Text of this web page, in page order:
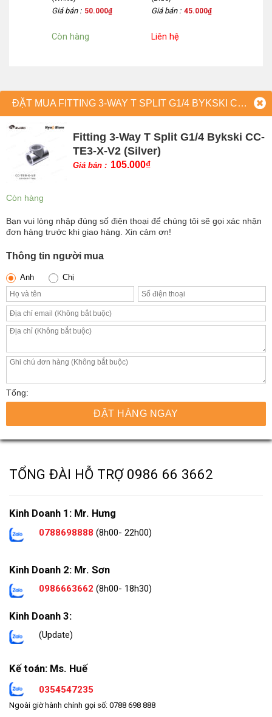
Giá bán : 50.000₫
Còn hàng
Giá bán : 45.000₫
Liên hệ
ĐẶT MUA FITTING 3-WAY T SPLIT G1/4 BYKSKI CC-TE3-X-V2 (SILVER)
Fitting 3-Way T Split G1/4 Bykski CC-
TE3-X-V2 (Silver)
Giá bán : 105.000₫
Còn hàng
Bạn vui lòng nhập đúng số điện thoại để chúng tôi sẽ gọi xác nhận
đơn hàng trước khi giao hàng. Xin cảm ơn!
Thông tin người mua
Anh Chị
Tổng:
ĐẶT HÀNG NGAY
TỔNG ĐÀI HỖ TRỢ 0986 66 3662
Kinh Doanh 1: Mr. Hưng
0788698888 (8h00- 22h00)
Kinh Doanh 2: Mr. Sơn
0986663662 (8h00- 18h30)
Kinh Doanh 3:
(Update)
Kế toán: Ms. Huế
0354547235
Ngoài giờ hành chính gọi số: 0788 698 888